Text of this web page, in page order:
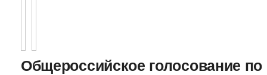
Общероссийское голосование